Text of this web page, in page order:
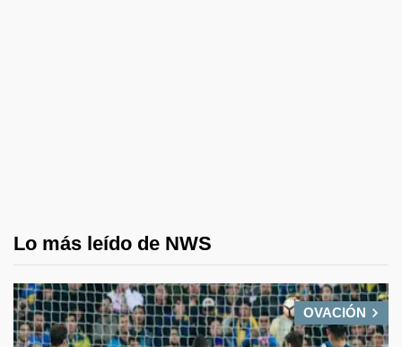
Lo más leído de NWS
OVACIÓN